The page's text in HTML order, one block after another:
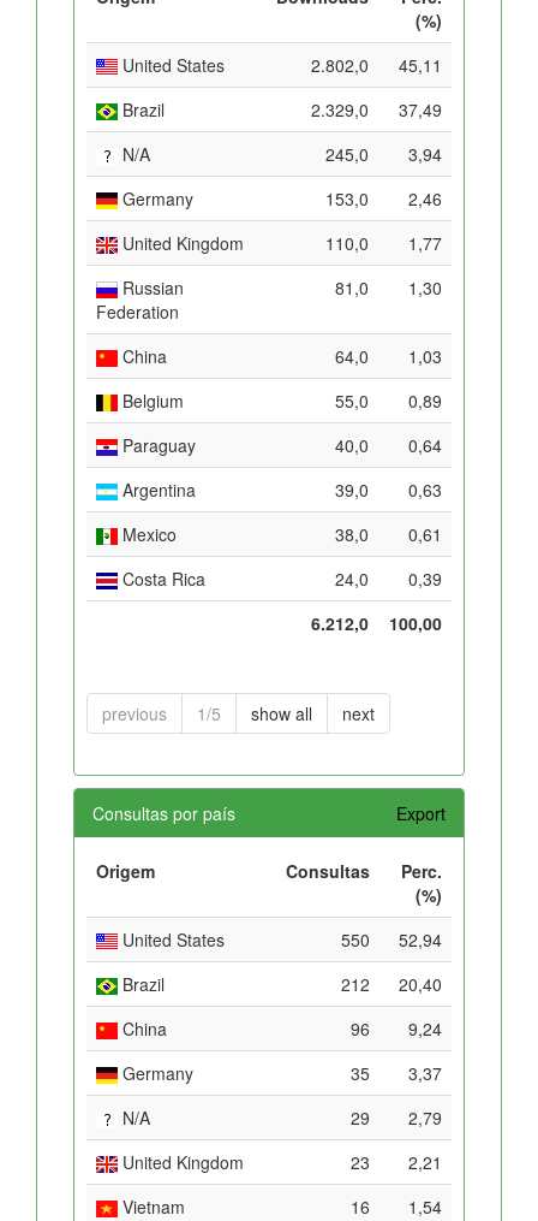
(%)
United States
2.802,0
45,11
Brazil
2.329,0
37,49
N/A
245,0
3,94
Germany
153,0
2,46
United Kingdom
110,0
1,77
Russian
Federation
81,0 1,30
China 64,0
1,03
Belgium
55,0
0,89
Paraguay
40,0
0,64
Argentina
39,0
0,63
Mexico
38,0
0,61
Costa Rica
24,0
0,39
6.212,0
100,00
previous 1/5 show all next
Consultas por país Export
Origem Consultas
Perc.
(%)
United States
550
52,94
Brazil
212
20,40
China
96
9,24
Germany
35
3,37
N/A
29
2,79
United Kingdom
23
2,21
Vietnam
16
1,54